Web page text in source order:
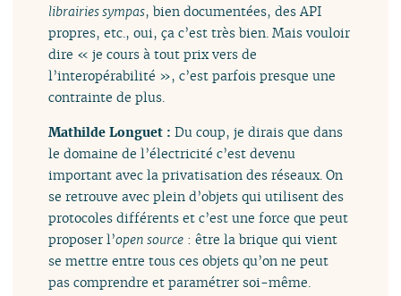
librairies sympas, bien documentées, des API
propres, etc., oui, ça c’est très bien. Mais vouloir
dire « je cours à tout prix vers de
l’interopérabilité », c’est parfois presque une
contrainte de plus.
Mathilde Longuet :Du coup, je dirais que dans
le domaine de l’électricité c’est devenu
important avec la privatisation des réseaux. On
se retrouve avec plein d’objets qui utilisent des
protocoles différents et c’est une force que peut
proposer l’open source : être la brique qui vient
se mettre entre tous ces objets qu’on ne peut
pas comprendre et paramétrer soi-même.